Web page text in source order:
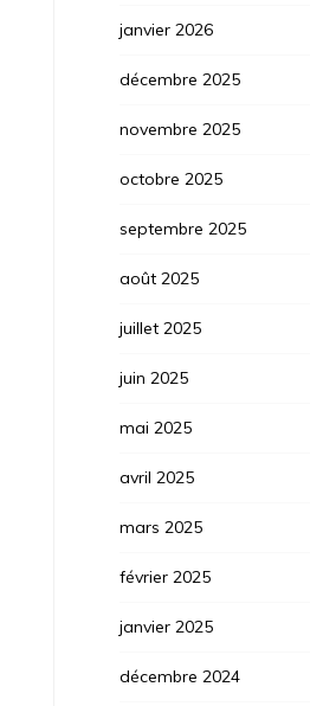
janvier 2026
décembre 2025
novembre 2025
octobre 2025
septembre 2025
août 2025
juillet 2025
juin 2025
mai 2025
avril 2025
mars 2025
février 2025
janvier 2025
décembre 2024